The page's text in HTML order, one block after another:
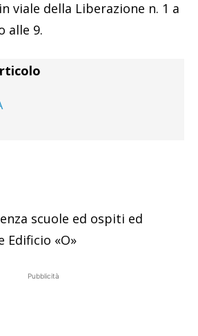
viale della Liberazione n. 1 a
alle 9.
scuole ed ospiti ed
Edificio «O»
Pubblicità